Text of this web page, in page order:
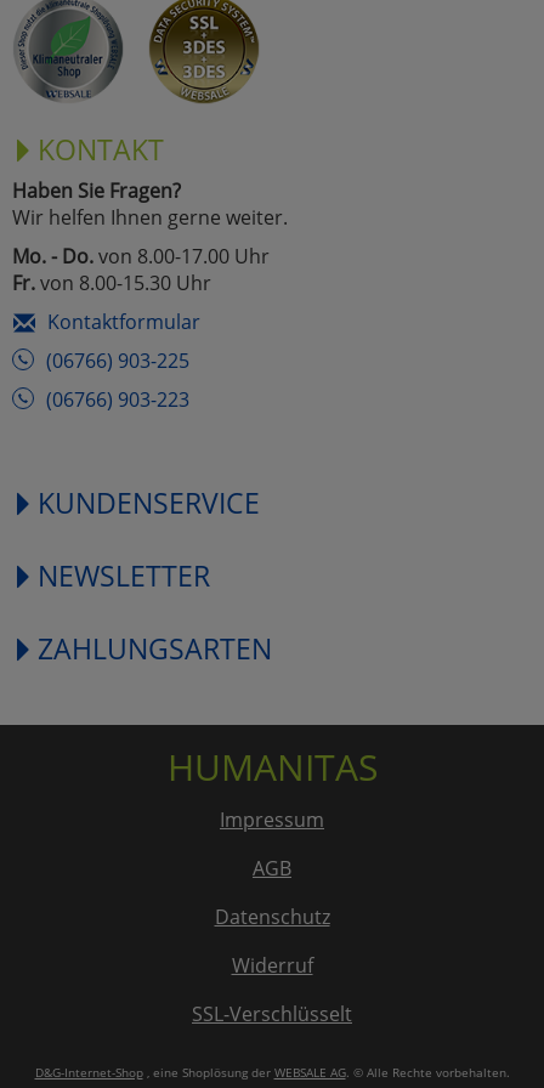
KONTAKT
Haben Sie Fragen?
Wir helfen Ihnen gerne weiter.
Mo. - Do.von 8.00-17.00 Uhr
Fr.von 8.00-15.30 Uhr
Kontaktformular
(06766) 903-225
(06766) 903-223
KUNDENSERVICE
NEWSLETTER
ZAHLUNGSARTEN
HUMANITAS
Impressum
AGB
Datenschutz
Widerruf
SSL-Verschlüsselt
D&G-Internet-Shop, eine Shoplösung der WEBSALE AG. © Alle Rechte vorbehalten.
Marketing
Alle Akzeptieren
Cookies
Einstellungen speichern